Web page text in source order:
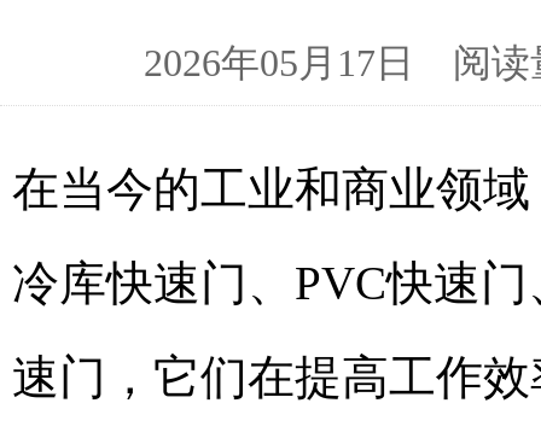
2026年05月17日 阅
在当今的工业和商业领
冷库快速门、PVC快速
速门，它们在提高工作